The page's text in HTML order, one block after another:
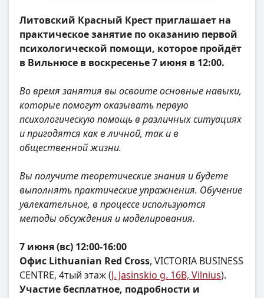
Литовский Красный Крест приглашает на
практическое занятие по оказанию первой
психологической помощи, которое пройдёт
в Вильнюсе в воскресенье 7 июня в 12:00.
Во время занятия вы освоите основные навыки,
которые помогут оказывать первую
психологическую помощь в различных ситуациях
и пригодятся как в личной, так и в
общественной жизни.
Вы получите теоретические знания и будете
выполнять практические упражнения. Обучение
увлекательное, в процессе используются
методы обсуждения и моделирования.
7 июня (вс) 12:00-16:00
Офис Lithuanian Red Cross, VICTORIA BUSINESS
CENTRE, 4тый этаж (J. Jasinskio g. 16B, Vilnius).
Участие бесплатное, подробности и